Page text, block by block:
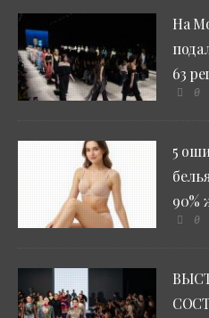
На
63
0
5
90%
0